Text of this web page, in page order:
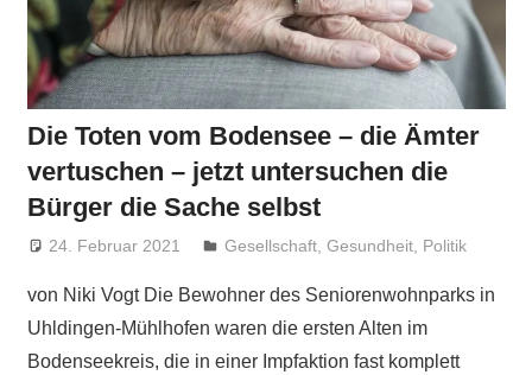
Die Toten vom Bodensee – die Ämter
vertuschen – jetzt untersuchen die
Bürger die Sache selbst
24. Februar 2021 Niki Vogt
Gesellschaft ,Gesundheit Politik
von Niki Vogt Die Bewohner des Seniorenwohnparks in
Uhldingen-Mühlhofen waren die ersten Alten im
Bodenseekreis, die in einer Impfaktion fast komplett